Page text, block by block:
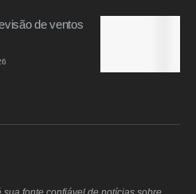
de ventos